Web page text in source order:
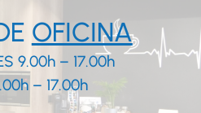
OFICINA
9.00h – 17.00h
– 17.00h